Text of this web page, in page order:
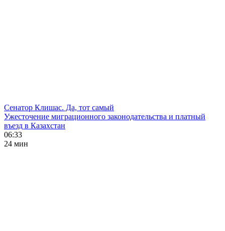
Сенатор Клишас. Да, тот самый
Ужесточение миграционного законодательства и платный
въезд в Казахстан
06:33
24 мин